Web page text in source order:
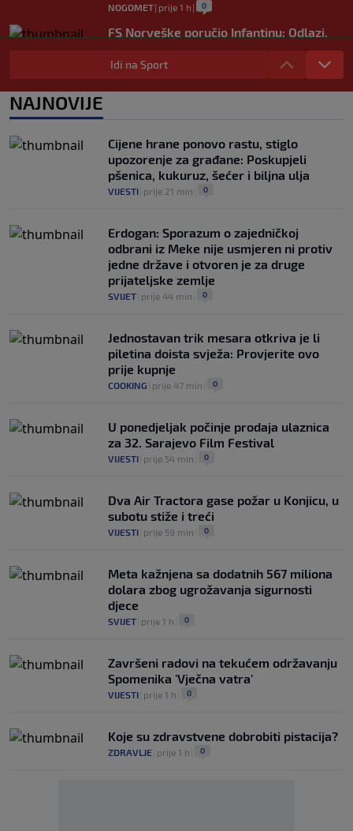
NOGOMET| prije 1 h | 0
FS Norveške poručio Infantinu: Odlazi,
NOGOMET|prije 1 h
Bila je sportska zvijezda, a onda otišla u
Idi na Sport
NAJNOVIJE
Cijene hrane ponovo rastu, stiglo
upozorenje za građane: Poskupjeli
pšenica, kukuruz, šećer i biljna ulja
VIJESTI prije 21 min 0
Erdogan: Sporazum o zajedničkoj
odbrani iz Meke nije usmjeren ni protiv
jedne države i otvoren je za druge
prijateljske zemlje
SVIJET prije 44 min 0
Jednostavan trik mesara otkriva je li
piletina doista svježa: Provjerite ovo
prije kupnje
COOKING prije 47 min 0
U ponedjeljak počinje prodaja ulaznica
za 32. Sarajevo Film Festival
VIJESTI prije 54 min 0
Dva Air Tractora gase požar u Konjicu, u
subotu stiže i treći
VIJESTI prije 59 min 0
Meta kažnjena sa dodatnih 567 miliona
dolara zbog ugrožavanja sigurnosti
djece
SVIJET prije 1 h 0
Završeni radovi na tekućem održavanju
Spomenika 'Vječna vatra'
VIJESTI prije 1 h 0
Koje su zdravstvene dobrobiti pistacija?
ZDRAVLJE prije 1 h 0